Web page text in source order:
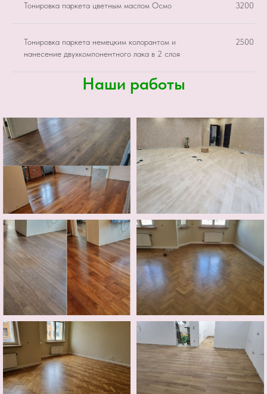
Тонировка паркета цветным маслом Осмо 3200
Тонировка паркета немецким колорантом и
нанесение двухкомпонентного лака в 2 слоя
2500
Наши работы